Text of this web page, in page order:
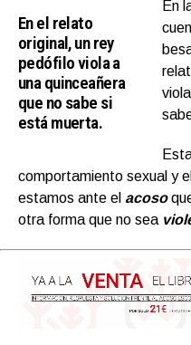
En el relato
original, un rey
pedófilo viola a
una quinceañera
que no sabe si
está muerta.
En
comportamiento sexual y
estamos ante el acoso
otra forma que no sea